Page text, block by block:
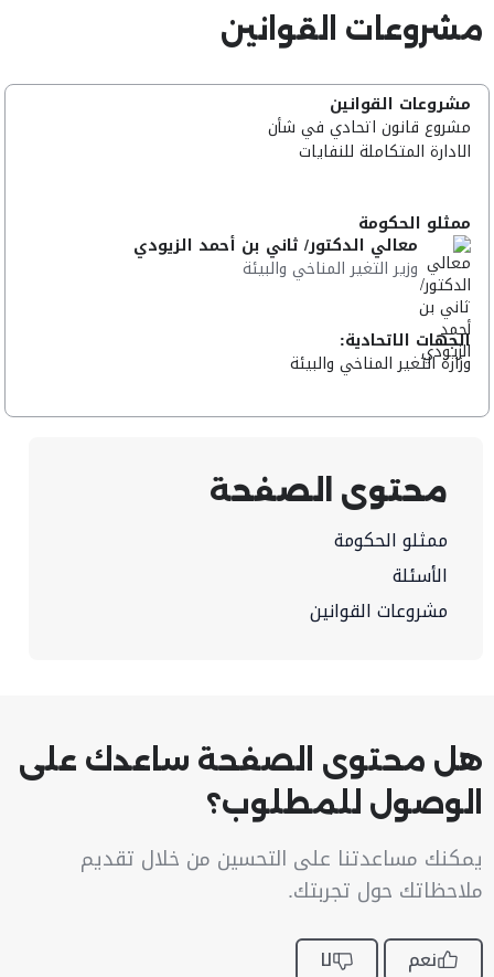
مشروعات القوانين
مشروعات القوانين
مشروع قانون اتحادي في شأن
الادارة المتكاملة للنفايات
ممثلو الحكومة
معالي الدكتور/ ثاني بن أحمد الزيودي
وزير التغير المناخي والبيئة
الجهات الاتحادية:
وزارة التغير المناخي والبيئة
محتوى الصفحة
ممثلو الحكومة
الأسئلة
مشروعات القوانين
هل محتوى الصفحة ساعدك على
الوصول للمطلوب؟
يمكنك مساعدتنا على التحسين من خلال تقديم
ملاحظاتك حول تجربتك.
نعم لا